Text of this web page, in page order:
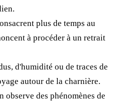
plus de temps au
à procéder à un retrait
d'humidité ou de traces de
autour de la charnière.
observe des phénomènes de